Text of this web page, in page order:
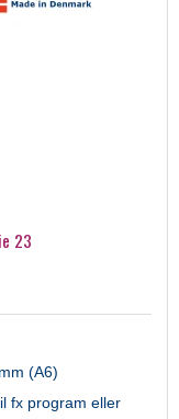
23
(A6)
fx program eller